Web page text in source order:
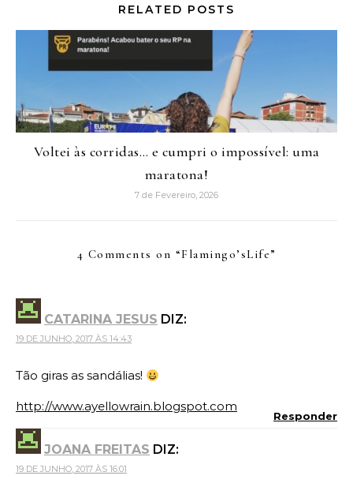
RELATED POSTS
Voltei às corridas… e cumpri o impossível: uma
maratona!
7 de Fevereiro, 2026
4 Comments on “Flamingo’sLife”
CATARINA JESUS DIZ:
19 DE JUNHO, 2017 ÀS 14:43
Tão giras as sandálias!
http://www.ayellowrain.blogspot.com
Responder
JOANA FREITAS DIZ:
19 DE JUNHO, 2017 ÀS 16:01